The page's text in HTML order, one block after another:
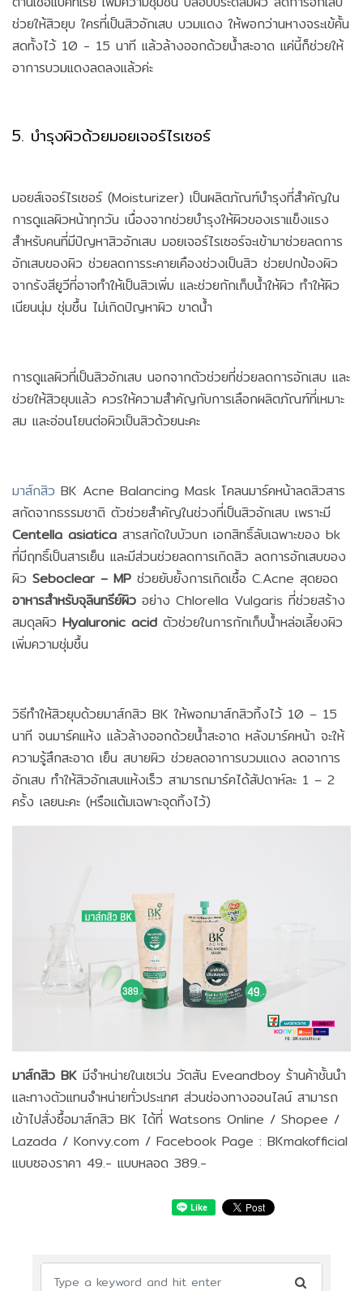
ช่วยให้สิวยุบ ใครที่เป็นสิวอักเสบ บวมแดง ให้พอกว่านหางจระเข้คั้น
สดทั้งไว้ 10 - 15 นาที แล้วล้างออกด้วยน้ำสะอาด แค่นี้ก็ช่วยให้
อาการบวมแดงลดลงแล้วค่ะ
5. บำรุงผิวด้วยมอยเจอร์ไรเซอร์
มอยส์เจอร์ไรเซอร์ (Moisturizer) เป็นผลิตภัณฑ์บำรุงที่สำคัญใน
การดูแลผิวหน้าทุกวัน เนื่องจากช่วยบำรุงให้ผิวของเราแข็งแรง
สำหรับคนที่มีปัญหาสิวอักเสบ มอยเจอร์ไรเซอร์จะเข้ามาช่วยลดการ
อักเสบของผิว ช่วยลดการระคายเคืองช่วงเป็นสิว ช่วยปกป้องผิว
จากรังสียูวีที่อาจทำให้เป็นสิวเพิ่ม และช่วยกักเก็บน้ำให้ผิว ทำให้ผิว
เนียนนุ่ม ชุ่มชื้น ไม่เกิดปัญหาผิว ขาดน้ำ
การดูแลผิวที่เป็นสิวอักเสบ นอกจากตัวช่วยที่ช่วยลดการอักเสบ และ
ช่วยให้สิวยุบแล้ว ควรให้ความสำคัญกับการเลือกผลิตภัณฑ์ที่เหมาะ
สม และอ่อนโยนต่อผิวเป็นสิวด้วยนะคะ
มาส์กสิว BK Acne Balancing Mask โคลนมาร์คหน้าลดสิวสาร
สกัดจากธรรมชาติ ตัวช่วยสำคัญในช่วงที่เป็นสิวอักเสบ เพราะมี
Centella asiatica สารสกัดใบบัวบก เอกสิทธิ์ลับเฉพาะของ bk
ที่มีฤทธิ์เป็นสารเย็น และมีส่วนช่วยลดการเกิดสิว ลดการอักเสบของ
ผิว Seboclear – MP ช่วยยับยั้งการเกิดเชื้อ C.Acne สุดยอด
อาหารสำหรับจุลินทรีย์ผิว อย่าง Chlorella Vulgaris ที่ช่วยสร้าง
สมดุลผิว Hyaluronic acid ตัวช่วยในการกักเก็บน้ำหล่อเลี้ยงผิว
เพิ่มความชุ่มชื้น
วิธีทำให้สิวยุบด้วยมาส์กสิว BK ให้พอกมาส์กสิวทิ้งไว้ 10 – 15
นาที จนมาร์คแห้ง แล้วล้างออกด้วยน้ำสะอาด หลังมาร์คหน้า จะให้
ความรู้สึกสะอาด เย็น สบายผิว ช่วยลดอาการบวมแดง ลดอาการ
อักเสบ ทำให้สิวอักเสบแห้งเร็ว สามารถมาร์คได้สัปดาห์ละ 1 – 2
ครั้ง เลยนะคะ (หรือแต้มเฉพาะจุดทิ้งไว้)
มาส์กสิว BK มีจำหน่ายในเซเว่น วัตสัน Eveandboy ร้านค้าชั้นนำ
และทางตัวแทนจำหน่ายทั่วประเทศ ส่วนช่องทางออนไลน์ สามารถ
เข้าไปสั่งซื้อมาส์กสิว BK ได้ที่ Watsons Online / Shopee /
Lazada / Konvy.com / Facebook Page : BKmakofficial
แบบซองราคา 49.- แบบหลอด 389.-